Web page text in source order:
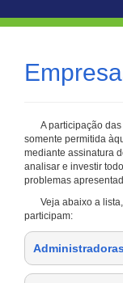
A participação
somente permitida
mediante assinatura
analisar e investir
problemas
Veja abaixo a
participam: